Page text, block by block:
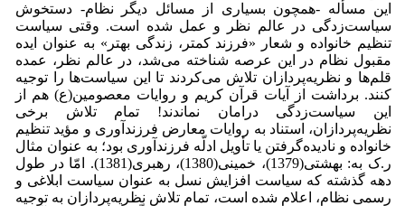
این مسأله -همچون بسیاری از مسائل دیگر نظام- دستخوش
سیاست‌زدگی در عالم نظر و عمل شده است. وقتی سیاست‌
تنظیم خانواده و شعار «فرزند کمتر، زندگی بهتر» به عنوان ایده
مقبول نظام در این عرصه‌ شناخته می‌شد، در عالم نظر، عمده
قلم‌ها و نظریه‌پردازان تلاش می‌کردند تا این سیاست‌ها را توجیه
کنند. برداشت از آیات قرآن کریم و روایات معصومین(ع) هم از
این سیاست‌زدگی درامان نماندند! تمام تلاش برخی
نظریه‌پردازان، استناد به روایات معارض فرزندآوری و مؤید تنظیم
خانواده و نادیده‌گرفتن یا تأویل ادلّه فرزندآوری بود؛ به عنوان مثال
ر.ک به: بهشتی(1379)، خمینی(1380)، رهبری(1381). امّا در طول
دهه گذشته که سیاست افزایش نسل به عنوان سیاست‌ ابلاغی و
رسمی نظام، اعلام شده است، تمام تلاش نظریه‌پردازان به توجیه